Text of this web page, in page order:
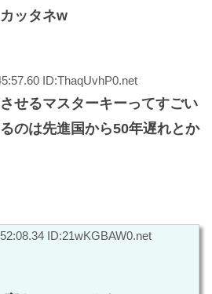
ッタネw
ID:ThaqUvhP0.net
せるマスターキーってすごい
のは先進国から50年遅れとか
ID:21wKGBAW0.net